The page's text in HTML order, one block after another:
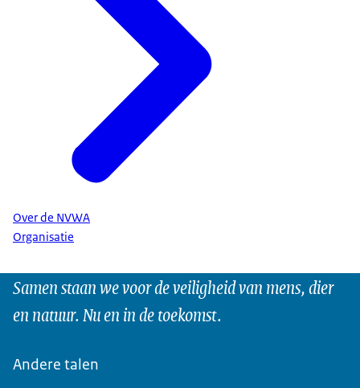
Over de NVWA
Organisatie
Samen staan we voor de veiligheid van mens, dier
en natuur. Nu en in de toekomst.
Andere talen